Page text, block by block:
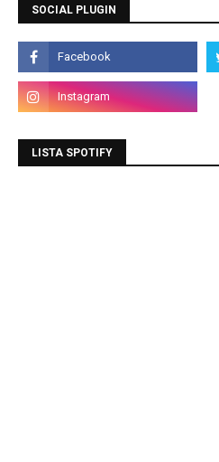
SOCIAL PLUGIN
LISTA SPOTIFY